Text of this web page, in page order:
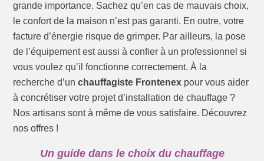
grande importance. Sachez qu’en cas de mauvais choix,
le confort de la maison n’est pas garanti. En outre, votre
facture d’énergie risque de grimper. Par ailleurs, la pose
de l’équipement est aussi à confier à un professionnel si
vous voulez qu’il fonctionne correctement. À la
recherche d’unchauffagiste Frontenex pour vous aider
à concrétiser votre projet d’installation de chauffage ?
Nos artisans sont à même de vous satisfaire. Découvrez
nos offres !
Un guide dans le choix du chauffage